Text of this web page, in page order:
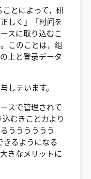
とによって，研
しく」「时间を
スに取り込むこ
このことは，组
上と登录データ
しテいます。
スで管理されて
むきことカより
うううううう
きるようになる
きなメリットに